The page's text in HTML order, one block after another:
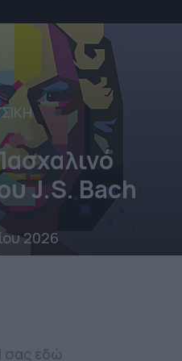
J.S. Bach
2026